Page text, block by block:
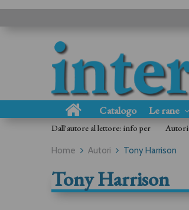
Catalogo Le rane
Dall'autore al lettore: info per Autori
Home Autori Tony Harrison
Tony Harrison